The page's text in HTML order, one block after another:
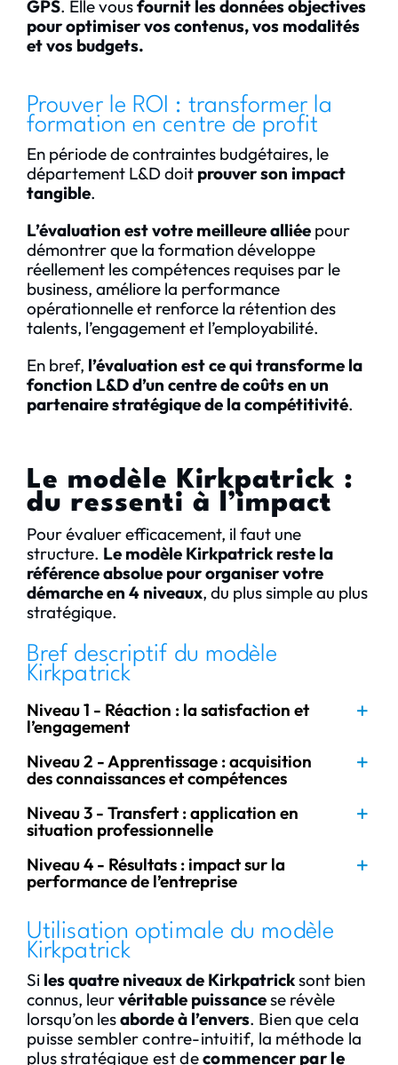
GPS. Elle vousfournit les données objectives
pour optimiser vos contenus, vos modalités
et vos budgets.
Prouver le ROI : transformer la
formation en centre de profit
En période de contraintes budgétaires, le
département L&D doit prouver son impact
tangible.
L’évaluation est votre meilleure alliéepour
démontrer que la formation développe
réellement les compétences requises par le
business, améliore la performance
opérationnelle et renforce la rétention des
talents, l’engagement et l’employabilité.
En bref, l’évaluation est ce qui transforme la
fonction L&D d’un centre de coûts en un
partenaire stratégique de la compétitivité.
Le modèle Kirkpatrick :
du ressenti à l’impact
Pour évaluer efficacement, il faut une
structure. Le modèle Kirkpatrick reste la
référence absolue pour organiser votre
démarche en 4 niveaux, du plus simple au plus
stratégique.
Bref descriptif du modèle
Kirkpatrick
Niveau 1 - Réaction : la satisfaction et
l’engagement
Niveau 2 - Apprentissage : acquisition
des connaissances et compétences
Niveau 3 - Transfert : application en
situation professionnelle
Niveau 4 - Résultats : impact sur la
performance de l’entreprise
Utilisation optimale du modèle
Kirkpatrick
Si les quatre niveaux de Kirkpatricksont bien
connus, leurvéritable puissancese révèle
lorsqu’on lesaborde à l’envers. Bien que cela
puisse sembler contre-intuitif, la méthode la
plus stratégique est decommencer par le